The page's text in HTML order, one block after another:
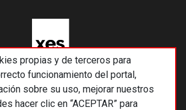
propias y de terceros para
funcionamiento del portal,
sobre su uso, mejorar nuestros
hacer clic en “ACEPTAR” para